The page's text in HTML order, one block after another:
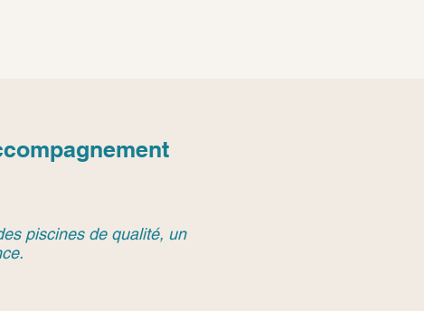
piscines de qualité, un